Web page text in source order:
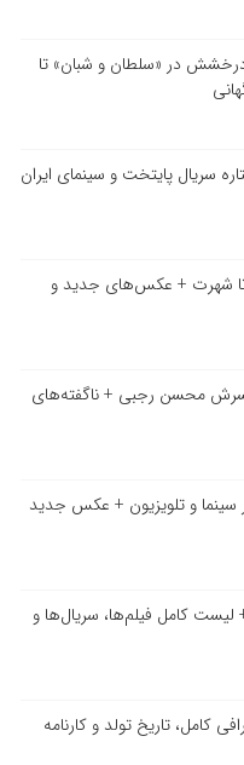
در «سلطان و شبان» تا
سریال پایتخت و سینمای ایران
تا شهرت + عکس‌های جدید و
محسن رجبی + ناگفته‌های
سینما و تلویزیون + عکس جدید
کامل فیلم‌ها، سریال‌ها و
کامل، تاریخ تولد و کارنامه